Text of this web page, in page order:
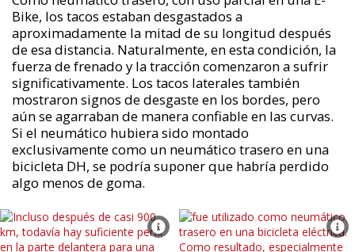
Bike, los tacos estaban desgastados a
aproximadamente la mitad de su longitud después
de esa distancia. Naturalmente, en esta condición, la
fuerza de frenado y la tracción comenzaron a sufrir
significativamente. Los tacos laterales también
mostraron signos de desgaste en los bordes, pero
aún se agarraban de manera confiable en las curvas.
Si el neumático hubiera sido montado
exclusivamente como un neumático trasero en una
bicicleta DH, se podría suponer que habría perdido
algo menos de goma.